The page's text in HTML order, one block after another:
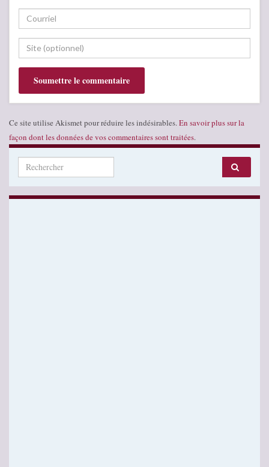
Ce site utilise Akismet pour réduire les indésirables. En savoir plus sur la
façon dont les données de vos commentaires sont traitées.
Search for: